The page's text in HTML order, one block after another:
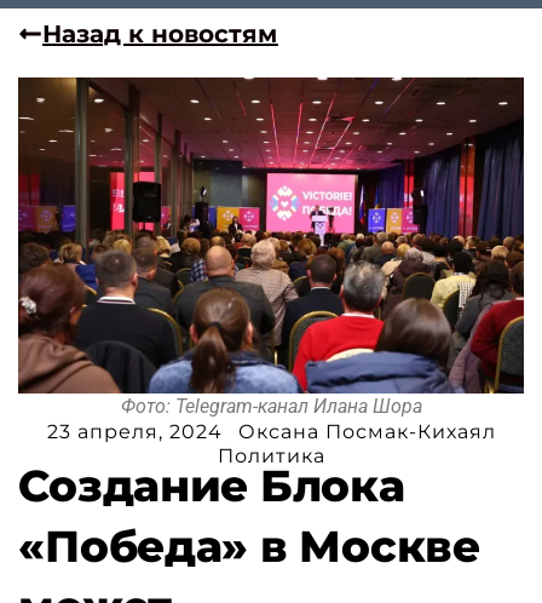
Назад к новостям
Фото: Telegram-канал Илана Шора
23 апреля, 2024
Оксана Посмак-Кихаял
Политика
Создание Блока
«Победа» в Москве